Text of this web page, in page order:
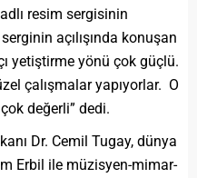
resim sergisinin
serginin açılışında konuşan
yetiştirme yönü çok güçlü.
çalışmalar yapıyorlar. O
değerli” dedi.
Dr. Cemil Tugay, dünya
Erbil ile müzisyen-mimar-